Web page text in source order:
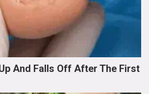
And Falls Off After The First